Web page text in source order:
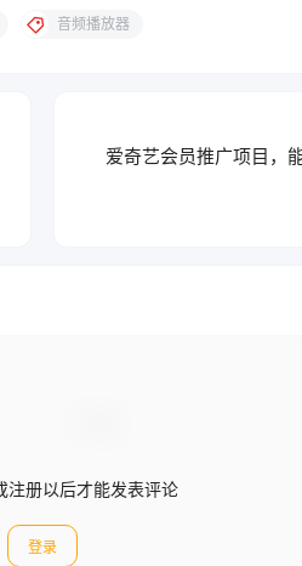
音频播放器
爱奇艺会员推广项目，
注册以后才能发表评论
登录